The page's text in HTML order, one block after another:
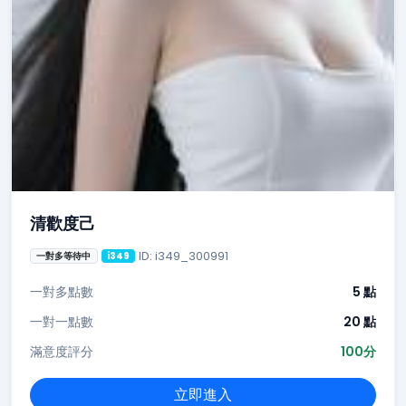
清歡度己
一對多等待中 i349 ID: i349_300991
一對多點數
5 點
一對一點數
20 點
滿意度評分
100分
立即進入